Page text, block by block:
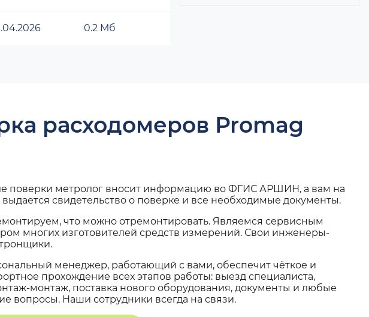
0.2 Мб
расходомеров Promag
поверки метролог вносит информацию во ФГИС АРШИН, а вам на
выдается свидетельство о поверке и все необходимые документы.
что можно отремонтировать. Являемся сервисным
многих изготовителей средств измерений. Свои инженеры-
менеджер, работающий с вами, обеспечит чёткое и
прохождение всех этапов работы: выезд специалиста,
монтаж, поставка нового оборудования, документы и любые
вопросы. Наши сотрудники всегда на связи.